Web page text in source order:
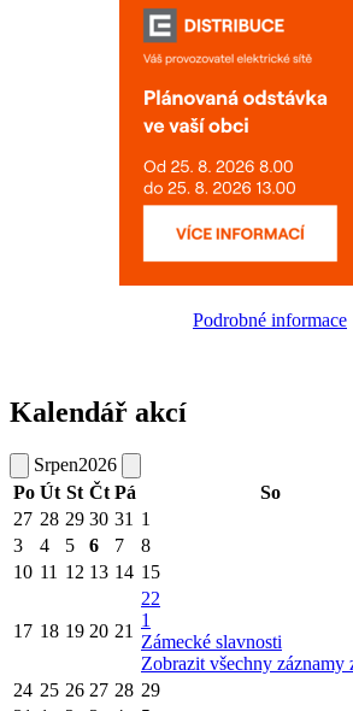
Podrobné informace
Kalendář akcí
Srpen2026
Po Út St Čt Pá So
27 28 29 30 31 1
3
4 5 6 7 8
10 11 12 13 14 15
17 18 19 20 21
22
1
Zámecké slavnosti
Zobrazit všechny záznamy
24 25 26 27 28 29